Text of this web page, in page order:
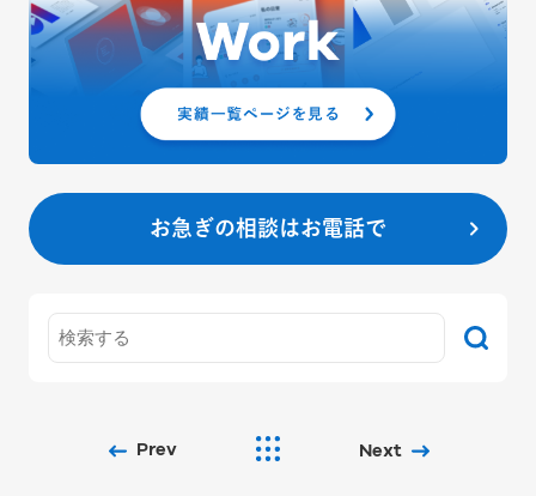
お急ぎの相談はお電話で
Prev Next